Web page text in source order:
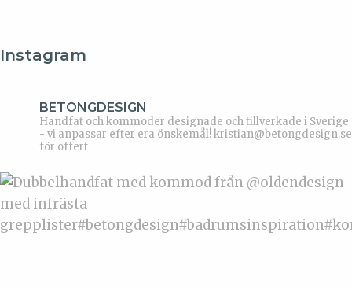
Instagram
BETONGDESIGN
Handfat och kommoder designade och tillverkade i Sverige
- vi anpassar efter era önskemål!kristian@betongdesign.se
för offert